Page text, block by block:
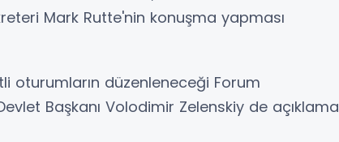
Mark Rutte'nin konuşma yapması
oturumların düzenleneceği Forum
Başkanı Volodimir Zelenskiy de açıklama